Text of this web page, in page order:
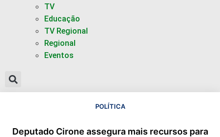
TV
Educação
TV Regional
Regional
Eventos
POLÍTICA
Deputado Cirone assegura mais recursos para